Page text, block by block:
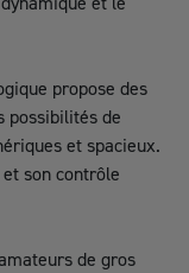
propose des
possibilités de
et spacieux.
son contrôle
de gros